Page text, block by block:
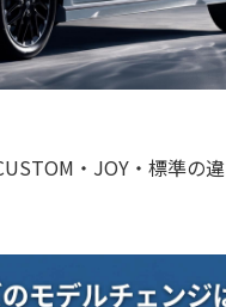
・JOY・標準の